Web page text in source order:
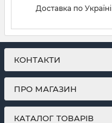
Доставка по Україні
КОНТАКТИ
ПРО МАГАЗИН
КАТАЛОГ ТОВАРІВ